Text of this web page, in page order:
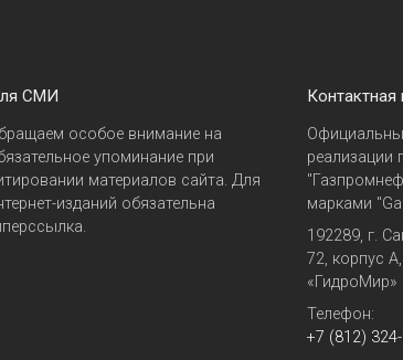
СМИ
особое внимание на
упоминание при
материалов сайта. Для
изданий обязательна
реализации
марками
192289, г.
72, корпус
«ГидроМир»
Телефон:
+7 (812)